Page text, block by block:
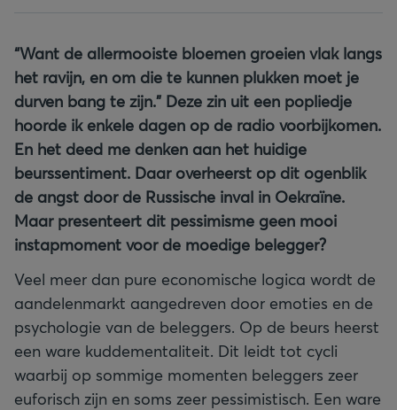
“Want de allermooiste bloemen groeien vlak langs
het ravijn, en om die te kunnen plukken moet je
durven bang te zijn.” Deze zin uit een popliedje
hoorde ik enkele dagen op de radio voorbijkomen.
En het deed me denken aan het huidige
beurssentiment. Daar overheerst op dit ogenblik
de angst door de Russische inval in Oekraïne.
Maar presenteert dit pessimisme geen mooi
instapmoment voor de moedige belegger?
Veel meer dan pure economische logica wordt de
aandelenmarkt aangedreven door emoties en de
psychologie van de beleggers. Op de beurs heerst
een ware kuddementaliteit. Dit leidt tot cycli
waarbij op sommige momenten beleggers zeer
euforisch zijn en soms zeer pessimistisch. Een ware